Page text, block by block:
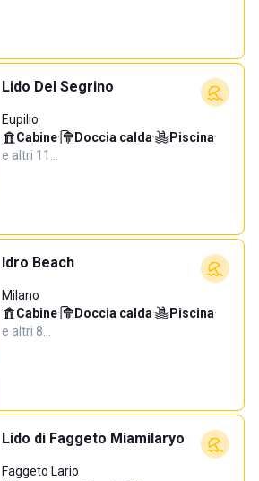
Lido Del Segrino
Eupilio
Cabine· Doccia calda· Piscina·
e altri 11…
Idro Beach
Milano
Cabine· Doccia calda· Piscina·
e altri 8…
Lido di Faggeto Miamilaryo
Faggeto Lario